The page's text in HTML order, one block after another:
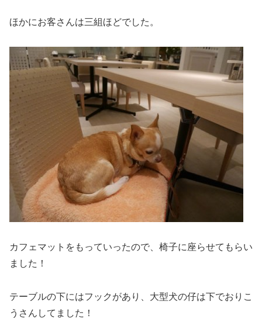
ほかにお客さんは三組ほどでした。
カフェマットをもっていったので、椅子に座らせてもらい
ました！
テーブルの下にはフックがあり、大型犬の仔は下でおりこ
うさんしてました！